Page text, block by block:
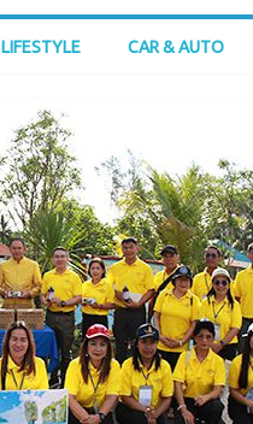
LIFESTYLE CAR & AUTO